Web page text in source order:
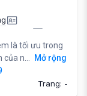
Văn Khôi
Thanh Xuân
là tối ưu trong
n...
Mở rộng
Trang: -